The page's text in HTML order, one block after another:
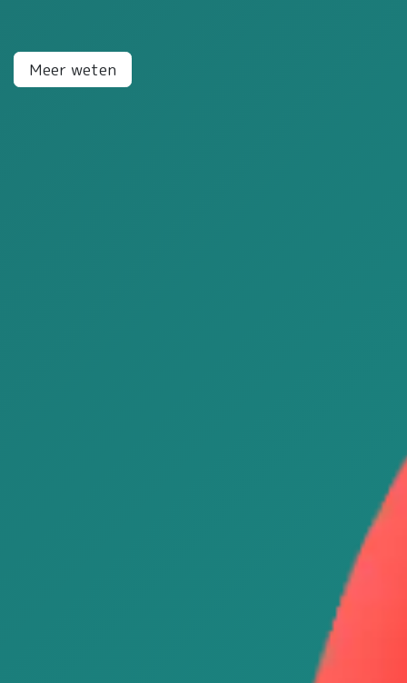
Meer weten